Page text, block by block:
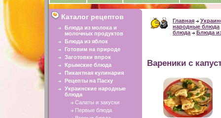
Каталог рецептов
Блюда из молока и
молочных продуктов
Блюда из яблок
Готовим на природе
Заготовки впрок
Крымские блюда
Пикантная кулинария
Рецепты на Пасху
Украинские народные
блюда
Салаты и закуски
Первые блюда
Главная
народные блюда
блюда
Блюда
Вареники с